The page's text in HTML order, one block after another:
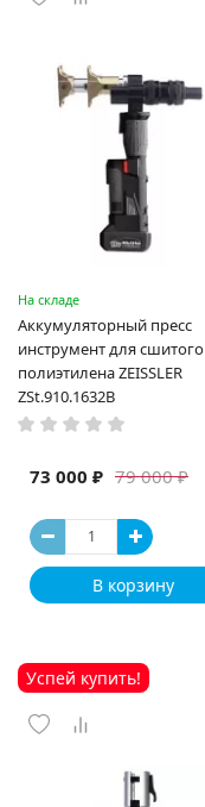
На складе
Аккумуляторный пресс
инструмент для сшитого
полиэтилена ZEISSLER
ZSt.910.1632B
79 000 ₽
73 000 ₽
В корзину
Успей купить!